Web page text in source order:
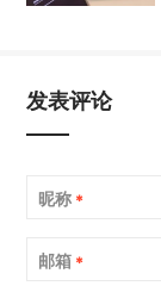
发表评论
昵称 *
邮箱 *